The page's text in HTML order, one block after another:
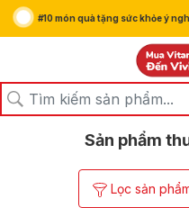
#10 món quà tặng sức khỏe ý
Trang chủ/Thương hiệu/
Sản phẩm
Lọc sản